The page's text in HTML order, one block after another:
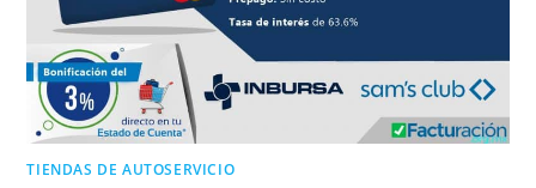
TIENDAS DE AUTOSERVICIO